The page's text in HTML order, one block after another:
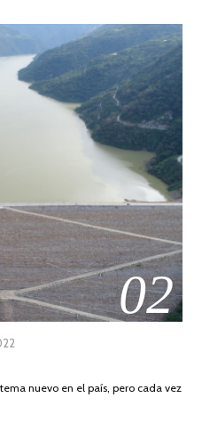
02
DE
nuevo en el país, pero cada vez